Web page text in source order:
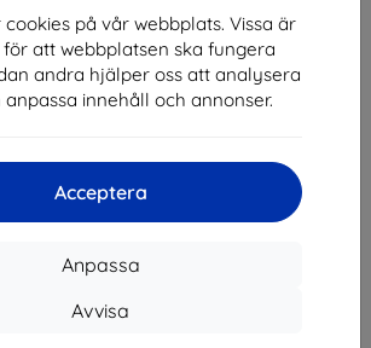
på vår webbplats. Vissa är
att webbplatsen ska fungera
andra hjälper oss att analysera
innehåll och annonser.
Acceptera
Anpassa
Avvisa
SK2023549671